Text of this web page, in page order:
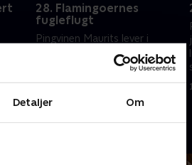
Detaljer Om
28. Flamingoernes
fugleflugt
Pingvinen Maurits lever i
junglen. Han er en helt -
ligesom de andre dyr - og
1. september 2023 • 11 min